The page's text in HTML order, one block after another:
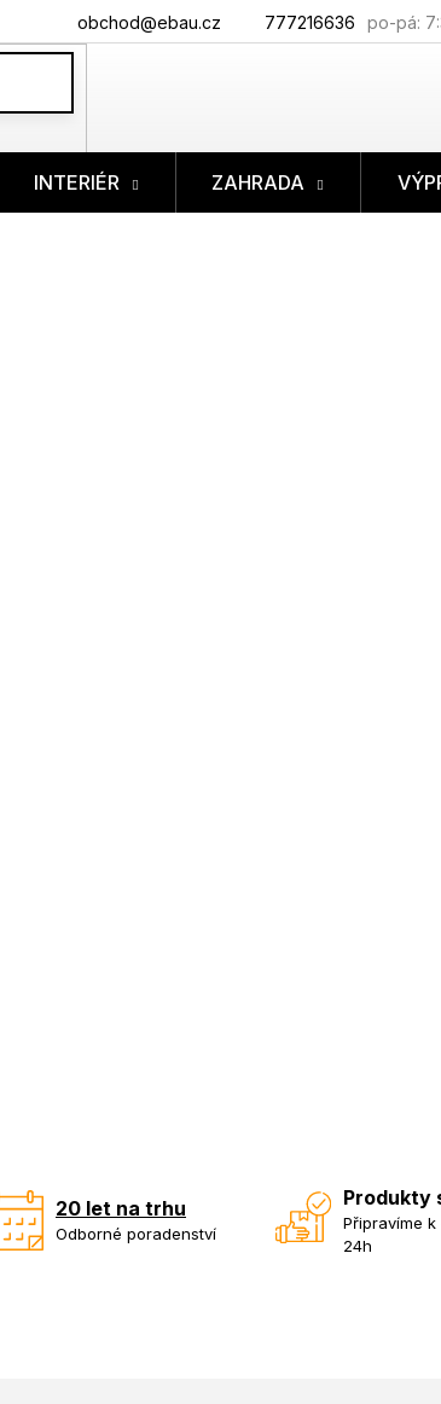
777216636
obchod@ebau.cz
INTERIÉR ZAHRADA
20 let na trhu
Odborné poradenství
Produkty
Připravíme
24h